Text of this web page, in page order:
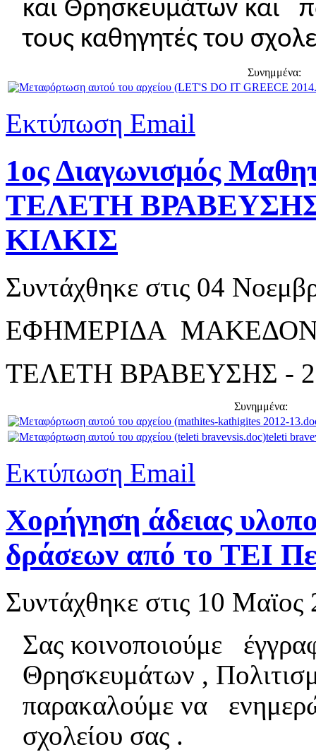
και Θρησκευμάτων και
τους καθηγητές του
Συνημμένα:
Εκτύπωση Email
1ος Διαγωνισμός
ΤΕΛΕΤΗ
ΚΙΛΚΙΣ
Συντάχθηκε στις 04
ΕΦΗΜΕΡΙΔΑ
ΤΕΛΕΤΗ ΒΡΑΒΕΥΣΗΣ -
Συνημμένα:
teleti
Εκτύπωση Email
Χορήγηση άδειας
δράσεων από το ΤΕΙ
Συντάχθηκε στις 10 Μαϊος
Σας κοινοποιούμε
Θρησκευμάτων ,
παρακαλούμε να
σχολείου σας .